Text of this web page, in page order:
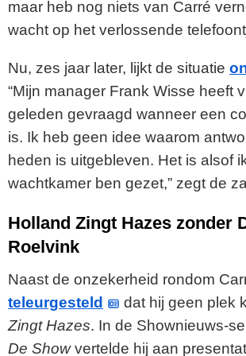
maar heb nog niets van Carré
wacht op het verlossende
Nu, zes jaar later, lijkt de situatie
“Mijn manager Frank Wisse heeft
geleden gevraagd wanneer een
is. Ik heb geen idee waarom
heden is uitgebleven. Het is alsof
wachtkamer ben gezet,” zegt de
Holland Zingt Hazes zonder
Roelvink
Naast de onzekerheid rondom
teleurgesteld
dat hij geen plek
Zingt Hazes. In de Shownieuws-
De Showvertelde hij aan